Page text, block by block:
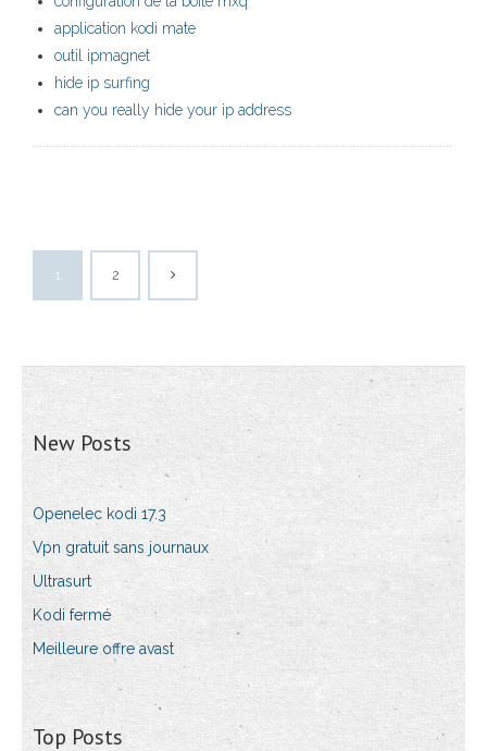
application kodi mate
outil ipmagnet
hide ip surfing
can you really hide your ip address
1 2
New Posts
Openelec kodi 17.3
Vpn gratuit sans journaux
Ultrasurt
Kodi fermé
Meilleure offre avast
Top Posts